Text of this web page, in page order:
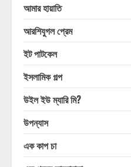
আমার হায়াতি
আরশিযুগল প্রেম
ইট পাটকেল
ইসলামিক গল্প
উইল ইউ ম্যারি মি?
উপন্যাস
এক কাপ চা